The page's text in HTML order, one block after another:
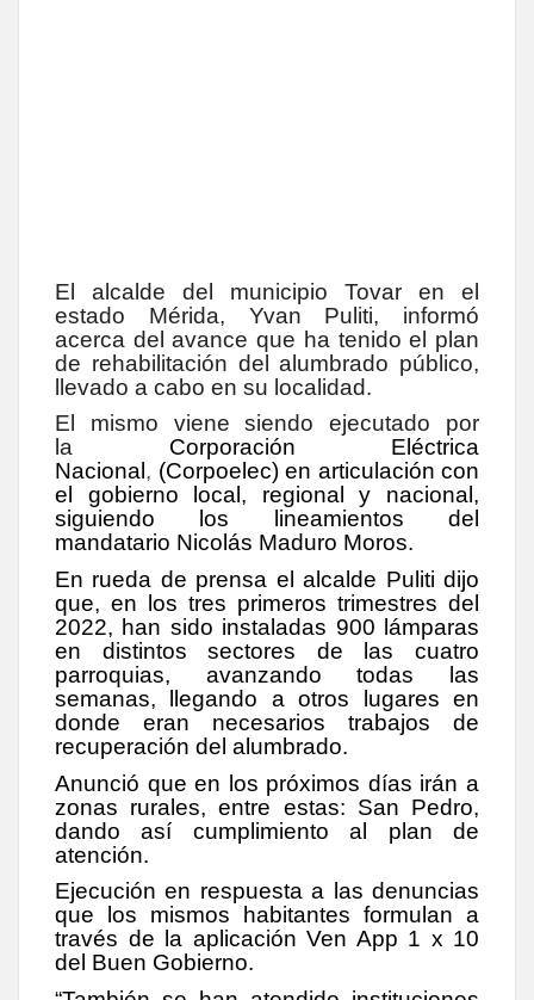
El alcalde del municipio Tovar en el
estado Mérida, Yvan Puliti, informó
acerca del avance que ha tenido el plan
de rehabilitación del alumbrado público,
llevado a cabo en su localidad.
El mismo viene siendo ejecutado por
la Corporación Eléctrica
Nacional , (Corpoelec) en articulación con
el gobierno local, regional y nacional,
siguiendo los lineamientos del
mandatario Nicolás Maduro Moros.
En rueda de prensa el alcalde Puliti dijo
que, en los tres primeros trimestres del
2022, han sido instaladas 900 lámparas
en distintos sectores de las cuatro
parroquias, avanzando todas las
semanas, llegando a otros lugares en
donde eran necesarios trabajos de
recuperación del alumbrado.
Anunció que en los próximos días irán a
zonas rurales, entre estas: San Pedro,
dando así cumplimiento al plan de
atención.
Ejecución en respuesta a las denuncias
que los mismos habitantes formulan a
través de la aplicación Ven App 1 x 10
del Buen Gobierno.